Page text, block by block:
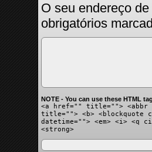
O seu endereço
obrigatórios
NOTE - You can use these HTML
<a href="" title=""> <abbr
title=""> <b> <blockquote
datetime=""> <em> <i> <q
<strong>